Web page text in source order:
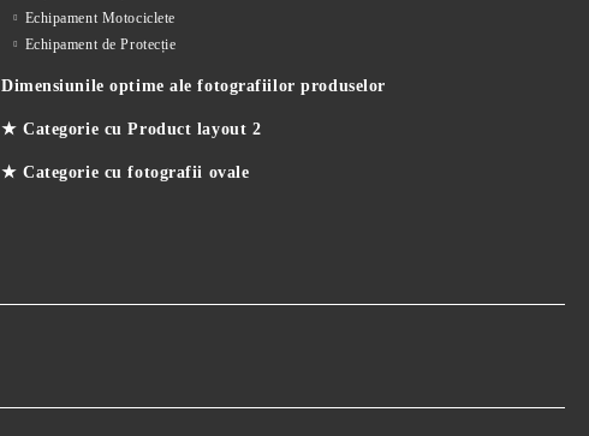
Echipament Motociclete
Echipament de Protecție
Dimensiunile optime ale fotografiilor produselor
★ Categorie cu Product layout 2
★ Categorie cu fotografii ovale